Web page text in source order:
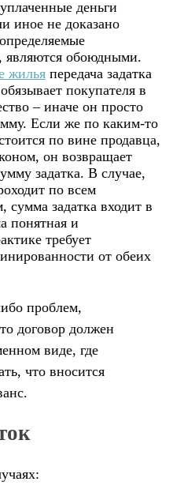
деньги
иное не доказано
являются обоюдными.
жилья передача задатка
покупателя в
– иначе он просто
Если же по каким-то
по вине продавца,
он возвращает
задатка. В случае,
по всем
задатка входит в
понятная и
требует
от обеих
проблем,
договор должен
виде, где
что вносится